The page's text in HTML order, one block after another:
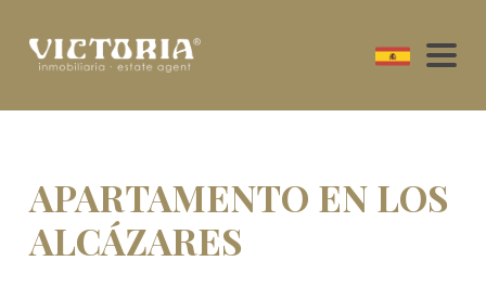
APARTAMENTO EN LOS
ALCÁZARES